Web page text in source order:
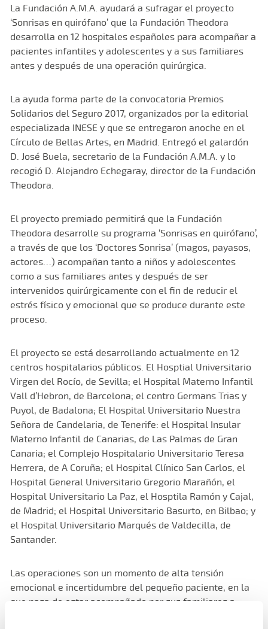
La Fundación A.M.A. ayudará a sufragar el proyecto
‘Sonrisas en quirófano’ que la Fundación Theodora
desarrolla en 12 hospitales españoles para acompañar a
pacientes infantiles y adolescentes y a sus familiares
antes y después de una operación quirúrgica.
La ayuda forma parte de la convocatoria Premios
Solidarios del Seguro 2017, organizados por la editorial
especializada INESE y que se entregaron anoche en el
Círculo de Bellas Artes, en Madrid. Entregó el galardón
D. José Buela, secretario de la Fundación A.M.A. y lo
recogió D. Alejandro Echegaray, director de la Fundación
Theodora.
El proyecto premiado permitirá que la Fundación
Theodora desarrolle su programa ‘Sonrisas en quirófano’,
a través de que los ‘Doctores Sonrisa’ (magos, payasos,
actores…) acompañan tanto a niños y adolescentes
como a sus familiares antes y después de ser
intervenidos quirúrgicamente con el fin de reducir el
estrés físico y emocional que se produce durante este
proceso.
El proyecto se está desarrollando actualmente en 12
centros hospitalarios públicos. El Hosptial Universitario
Virgen del Rocío, de Sevilla; el Hospital Materno Infantil
Vall d’Hebron, de Barcelona; el centro Germans Trias y
Puyol, de Badalona; El Hospital Universitario Nuestra
Señora de Candelaria, de Tenerife: el Hospital Insular
Materno Infantil de Canarias, de Las Palmas de Gran
Canaria; el Complejo Hospitalario Universitario Teresa
Herrera, de A Coruña; el Hospital Clínico San Carlos, el
Hospital General Universitario Gregorio Marañón, el
Hospital Universitario La Paz, el Hosptila Ramón y Cajal,
de Madrid; el Hospital Universitario Basurto, en Bilbao; y
el Hospital Universitario Marqués de Valdecilla, de
Santander.
Las operaciones son un momento de alta tensión
emocional e incertidumbre del pequeño paciente, en la
que pasa de estar acompañado por sus familiares a